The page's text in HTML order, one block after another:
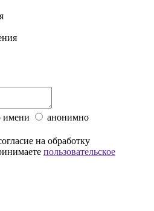
имени анонимно
на обработку
пользовательское